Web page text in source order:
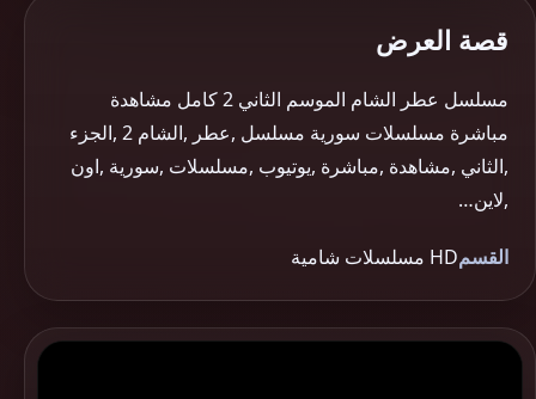
قصة العرض
مسلسل عطر الشام الموسم الثاني 2 كامل مشاهدة
مباشرة مسلسلات سورية مسلسل ,عطر ,الشام 2 ,الجزء
,الثاني ,مشاهدة ,مباشرة ,يوتيوب ,مسلسلات ,سورية ,اون
,لاين…
القسمHD مسلسلات شامية